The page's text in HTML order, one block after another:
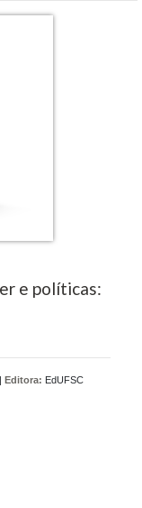
e políticas:
|Editora: EdUFSC